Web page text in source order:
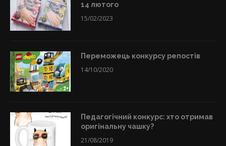
14 лютого
15/02/2023
Переможець конкурсу репостів
14/10/2020
Педагогічний конкурс: хто отримав
оригінальну чашку?
21/08/2019